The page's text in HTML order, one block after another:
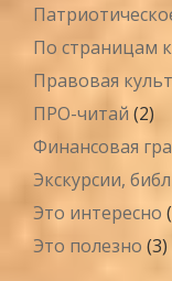
По страницам
Правовая
ПРО-читай (2)
Финансовая
Экскурсии,
Это интересно
Это полезно (3)